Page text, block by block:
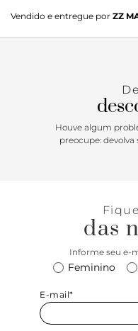
O modelo possui salto
quadrada. Traz cabedal
Com tira traseira que
Apresenta palmilha
sandália, contornada em
assinatura Anacapri.
das descomplicadas,
Vendido e entregue por ZZ
Houve algum
preocupe:
das
Informe seu e-
Feminino
E-mail*